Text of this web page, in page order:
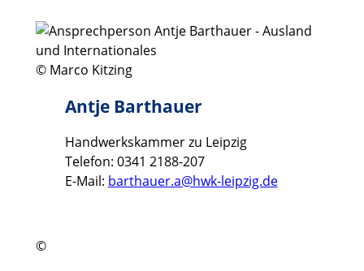
© Marco Kitzing
Antje Barthauer
Handwerkskammer zu Leipzig
Telefon: 0341 2188-207
E-Mail: barthauer.a@hwk-leipzig.de
©